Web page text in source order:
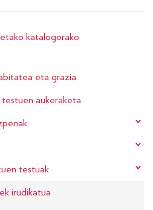
katalogorako
eta grazia
aukeraketa
testuak
irudikatua